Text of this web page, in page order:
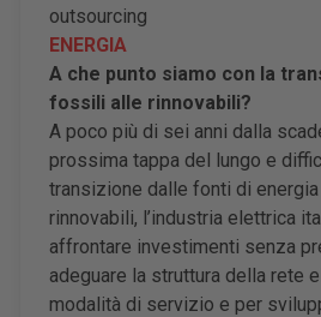
outsourcing
ENERGIA
A che punto siamo con la
fossili alle rinnovabili?
A poco più di sei anni dalla
prossima tappa del lungo e
transizione dalle fonti di
rinnovabili, l’industria elettrica
affrontare investimenti senza
adeguare la struttura della rete
modalità di servizio e per